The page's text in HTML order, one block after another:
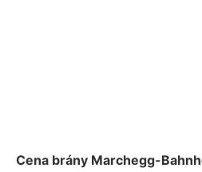
Cena brány Marchegg-